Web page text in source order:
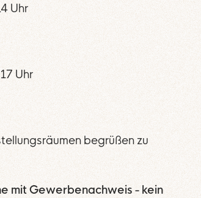
Uhr
Uhr
begrüßen zu
mit Gewerbenachweis - kein